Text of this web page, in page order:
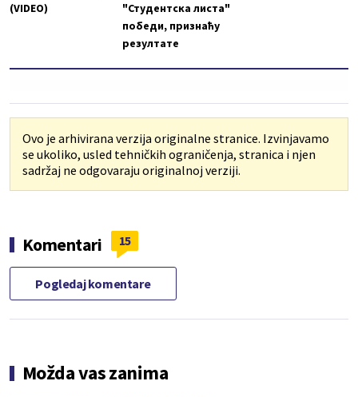
(VIDEO)
"Студентска листа"
победи, признаћу
резултате
Ovo je arhivirana verzija originalne stranice. Izvinjavamo
se ukoliko, usled tehničkih ograničenja, stranica i njen
sadržaj ne odgovaraju originalnoj verziji.
Komentari 15
Pogledaj komentare
Možda vas zanima